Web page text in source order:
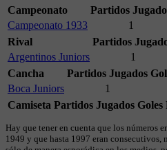
Campeonato
Partidos
Campeonato 1933
1
Rival
Partidos
Argentinos Juniors
1
Cancha
Partidos Jugados
Boca Juniors
1
Camiseta Partidos Jugados
Hay que tener en cuenta que los números
1949 y que hasta 1997 eran consecutivos,